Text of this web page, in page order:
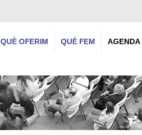
QUÈ OFERIM QUÈ FEM AGENDA